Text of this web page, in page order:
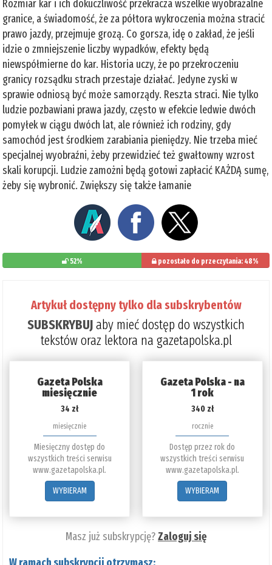
Rozmiar kar i ich dokuczliwość przekracza wszelkie wyobrażalne
granice, a świadomość, że za półtora wykroczenia można stracić
prawo jazdy, przejmuje grozą. Co gorsza, idę o zakład, że jeśli
idzie o zmniejszenie liczby wypadków, efekty będą
niewspółmierne do kar. Historia uczy, że po przekroczeniu
granicy rozsądku strach przestaje działać. Jedyne zyski w
sprawie odniosą być może samorządy. Reszta straci. Nie tylko
ludzie pozbawiani prawa jazdy, często w efekcie ledwie dwóch
pomyłek w ciągu dwóch lat, ale również ich rodziny, gdy
samochód jest środkiem zarabiania pieniędzy. Nie trzeba mieć
specjalnej wyobraźni, żeby przewidzieć też gwałtowny wzrost
skali korupcji. Ludzie zamożni będą gotowi zapłacić KAŻDĄ sumę,
żeby się wybronić. Zwiększy się także łamanie
52% pozostało do przeczytania: 48%
Artykuł dostępny tylko dla subskrybentów
SUBSKRYBUJaby mieć dostęp do wszystkich
tekstów oraz lektora na gazetapolska.pl
Gazeta Polska
miesięcznie
34 zł
miesięcznie
Miesięczny dostęp do
wszystkich treści serwisu
www.gazetapolska.pl.
WYBIERAM
Gazeta Polska - na
1 rok
340 zł
rocznie
Dostęp przez rok do
wszystkich treści serwisu
www.gazetapolska.pl.
WYBIERAM
Masz już subskrypcję?Zaloguj się